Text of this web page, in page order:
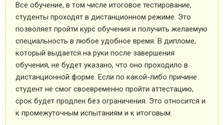
Все обучение, в том числе итоговое тестирование,
студенты проходят в дистанционном режиме. Это
позволяет пройти курс обучения и получить желаемую
специальность в любое удобное время. В дипломе,
который выдается на руки после завершения
обучения, не будет указано, что оно проходило в
дистанционной форме. Если по какой-либо причине
студент не смог своевременно пройти аттестацию,
срок будет продлен без ограничения. Это относится и
к промежуточным испытаниям и к итоговым.